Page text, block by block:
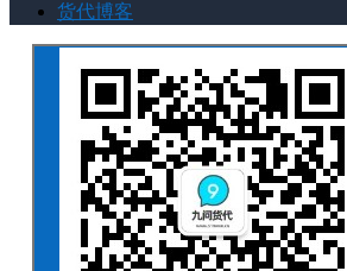
货代博客